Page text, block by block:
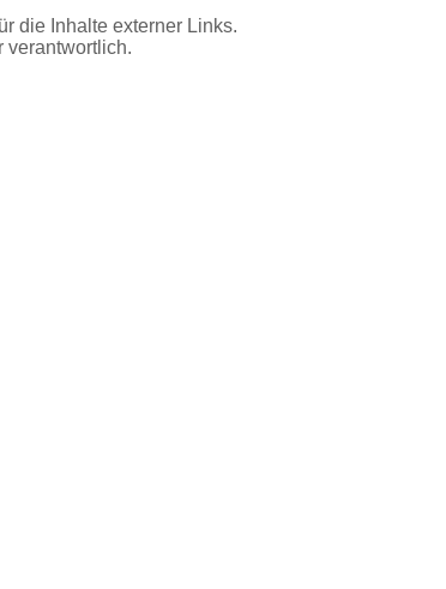
die Inhalte externer Links.
verantwortlich.